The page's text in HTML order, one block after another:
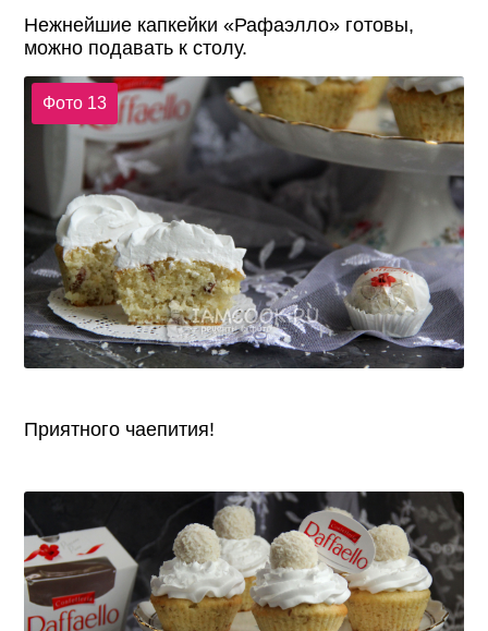
Нежнейшие капкейки «Рафаэлло» готовы,
можно подавать к столу.
Фото 13
Приятного чаепития!